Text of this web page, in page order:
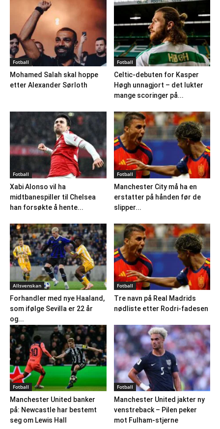
Fotball
Mohamed Salah skal hoppe
etter Alexander Sørloth
Fotball
Celtic-debuten for Kasper
Høgh unnagjort – det lukter
mange scoringer på...
Fotball
Xabi Alonso vil ha
midtbanespiller til Chelsea
han forsøkte å hente...
Fotball
Manchester City må ha en
erstatter på hånden før de
slipper...
Allsvenskan
Forhandler med nye Haaland,
som ifølge Sevilla er 22 år
og...
Fotball
Tre navn på Real Madrids
nødliste etter Rodri-fadesen
Fotball
Manchester United banker
på: Newcastle har bestemt
seg om Lewis Hall
Fotball
Manchester United jakter ny
venstreback – Pilen peker
mot Fulham-stjerne